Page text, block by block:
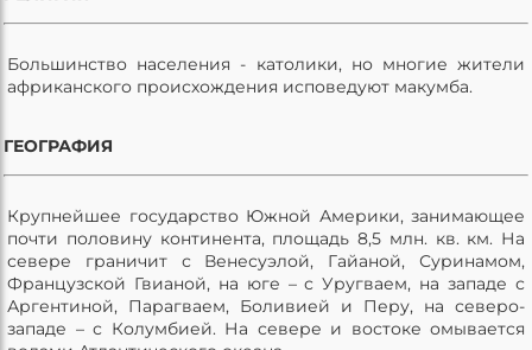
Большинство населения - католики, но многие жители
африканского происхождения исповедуют макумба.
ГЕОГРАФИЯ
Крупнейшее государство Южной Америки, занимающее
почти половину континента, площадь 8,5 млн. кв. км. На
севере граничит с Венесуэлой, Гайаной, Суринамом,
Французской Гвианой, на юге – с Уругваем, на западе с
Аргентиной, Парагваем, Боливией и Перу, на северо-
западе – с Колумбией. На севере и востоке омывается